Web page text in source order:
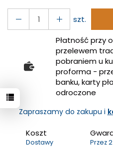
szt.
Płatność przy
przelewem
pobraniem u
proforma -
banku, karty
odroczone
Zapraszamy do zakupu i
Koszt
Dostawy Przez